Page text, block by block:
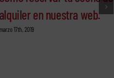
alquiler en nuestra web.
marzo 17th, 2019